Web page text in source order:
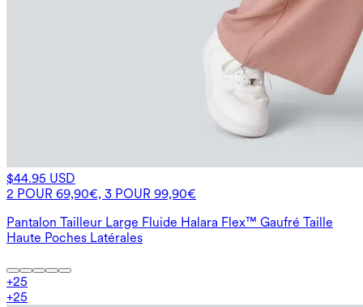
$44.95 USD
2 POUR 69,90€, 3 POUR 99,90€
Pantalon Tailleur Large Fluide Halara Flex™ Gaufré Taille
Haute Poches Latérales
+25
+25